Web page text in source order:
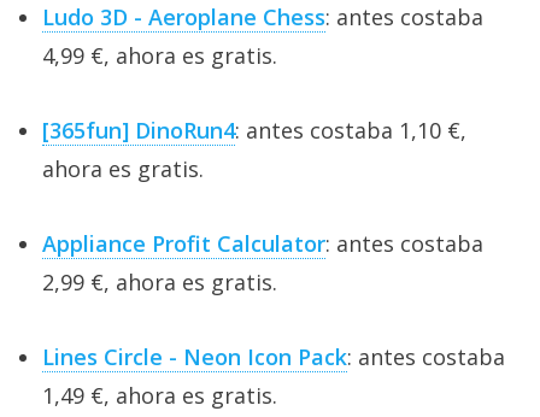
Ludo 3D - Aeroplane Chess: antes costaba
4,99 €, ahora es gratis.
[365fun] DinoRun4: antes costaba 1,10 €,
ahora es gratis.
Appliance Profit Calculator: antes costaba
2,99 €, ahora es gratis.
Lines Circle - Neon Icon Pack: antes costaba
1,49 €, ahora es gratis.